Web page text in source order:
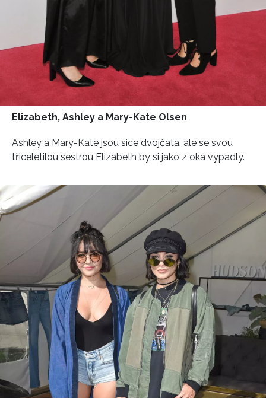
Elizabeth, Ashley a Mary-Kate Olsen
Ashley a Mary-Kate jsou sice dvojčata, ale se svou
třiceletilou sestrou Elizabeth by si jako z oka vypadly.